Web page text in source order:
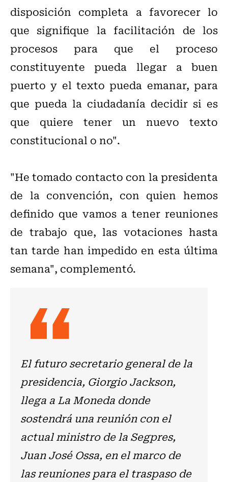
disposición completa a favorecer lo
que signifique la facilitación de los
procesos para que el proceso
constituyente pueda llegar a buen
puerto y el texto pueda emanar, para
que pueda la ciudadanía decidir si es
que quiere tener un nuevo texto
constitucional o no".
"He tomado contacto con la presidenta
de la convención, con quien hemos
definido que vamos a tener reuniones
de trabajo que, las votaciones hasta
tan tarde han impedido en esta última
semana", complementó.
El futuro secretario general de la
presidencia, Giorgio Jackson,
llega a La Moneda donde
sostendrá una reunión con el
actual ministro de la Segpres,
Juan José Ossa, en el marco de
las reuniones para el traspaso de